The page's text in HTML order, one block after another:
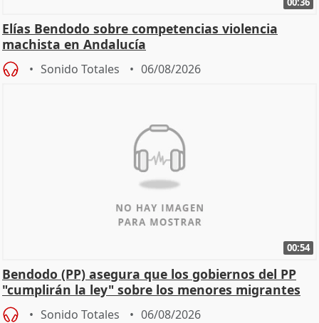
Elías Bendodo sobre competencias violencia
machista en Andalucía
Sonido Totales 06/08/2026
00:54
Bendodo (PP) asegura que los gobiernos del PP
"cumplirán la ley" sobre los menores migrantes
Sonido Totales 06/08/2026